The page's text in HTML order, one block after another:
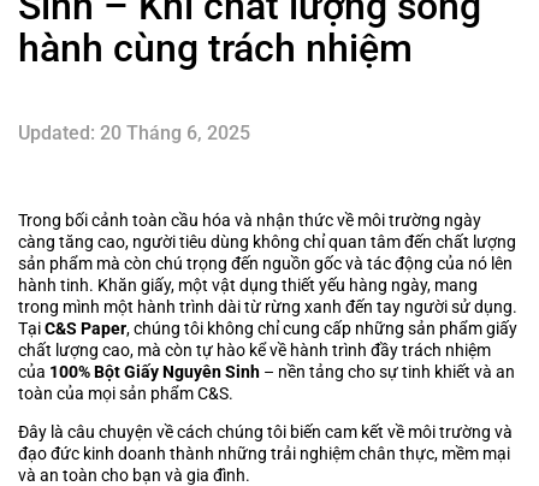
hành cùng trách nhiệm
Updated: 20 Tháng 6, 2025
Trong bối cảnh toàn cầu hóa và nhận thức về môi trường ngày
càng tăng cao, người tiêu dùng không chỉ quan tâm đến chất lượng
sản phẩm mà còn chú trọng đến nguồn gốc và tác động của nó lên
hành tinh. Khăn giấy, một vật dụng thiết yếu hàng ngày, mang
trong mình một hành trình dài từ rừng xanh đến tay người sử dụng.
TạiC&S Paper, chúng tôi không chỉ cung cấp những sản phẩm giấy
chất lượng cao, mà còn tự hào kể về hành trình đầy trách nhiệm
của 100% Bột Giấy Nguyên Sinh – nền tảng cho sự tinh khiết và an
toàn của mọi sản phẩm C&S.
Đây là câu chuyện về cách chúng tôi biến cam kết về môi trường và
đạo đức kinh doanh thành những trải nghiệm chân thực, mềm mại
và an toàn cho bạn và gia đình.